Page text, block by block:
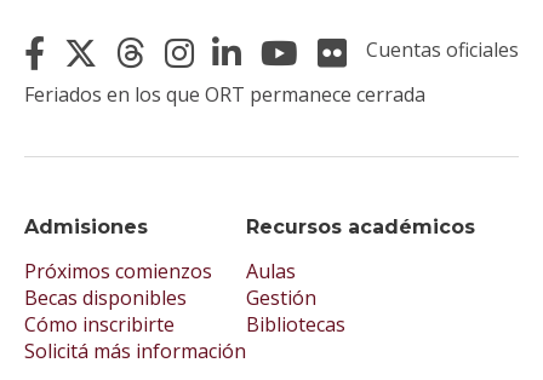
Admisiones
Próximos comienzos
Becas disponibles
Cómo inscribirte
Solicitá más información
Recursos académicos
Aulas
Gestión
Bibliotecas
Cuentas oficiales
Feriados en los que ORT permanece cerrada